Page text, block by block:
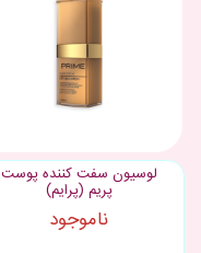
لوسیون سفت کننده پوست
پریم (پرایم)
ناموجود